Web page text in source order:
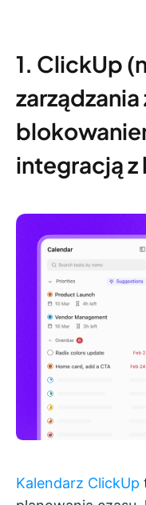
1. ClickUp
integracją z
Kalendarz ClickUp